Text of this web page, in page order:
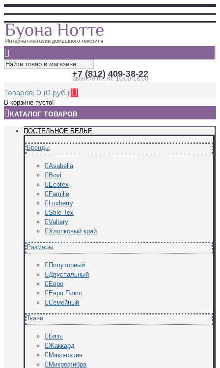
+7 (812) 409-38-22
Звоните пн.-пт. 10:00-18:00
Товаров: 0 (0 руб.)
В корзине пусто!
КАТАЛОГ ТОВАРОВ
ПОСТЕЛЬНОЕ БЕЛЬЕ
Бренды
Asabella
Bovi
Ecotex
Famille
Luxberry
Stile Tex
Valtery
Хлопковый край
Размеры
Полуторный
Двуспальный
Евро
Евро Плюс
Семейный
Ткани
Бязь
Жаккард
Мако-сатин
Микрофибра